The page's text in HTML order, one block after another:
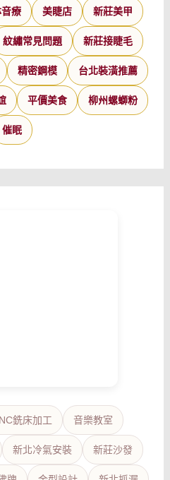
療 美睫店 新莊美甲
紋繡常見問題 新莊接睫毛
精密鋼模 台北裝潢推薦
平價美食 柳州螺螄粉
催眠
銑床加工 音樂教室
新北冷氣安裝 新莊沙發